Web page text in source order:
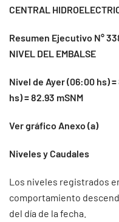
CENTRAL
Resumen Ejecutivo N°
NIVEL DEL EMBALSE
Nivel de Ayer (06:00 hs)
hs) = 82.93 mSNM
Ver gráfico Anexo (a)
Niveles y Caudales
Los niveles registrados
comportamiento
del día de la fecha.